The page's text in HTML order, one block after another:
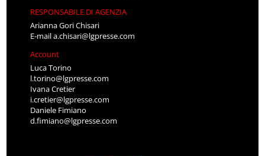
RESPONSABILE DI AGENZIA
Arianna Gori Chisari
E-maila.chisari@lgpresse.com
Account
Luca Torino
l.torino@lgpresse.com
Ivana Cretier
i.cretier@lgpresse.com
Daniele Fimiano
d.fimiano@lgpresse.com